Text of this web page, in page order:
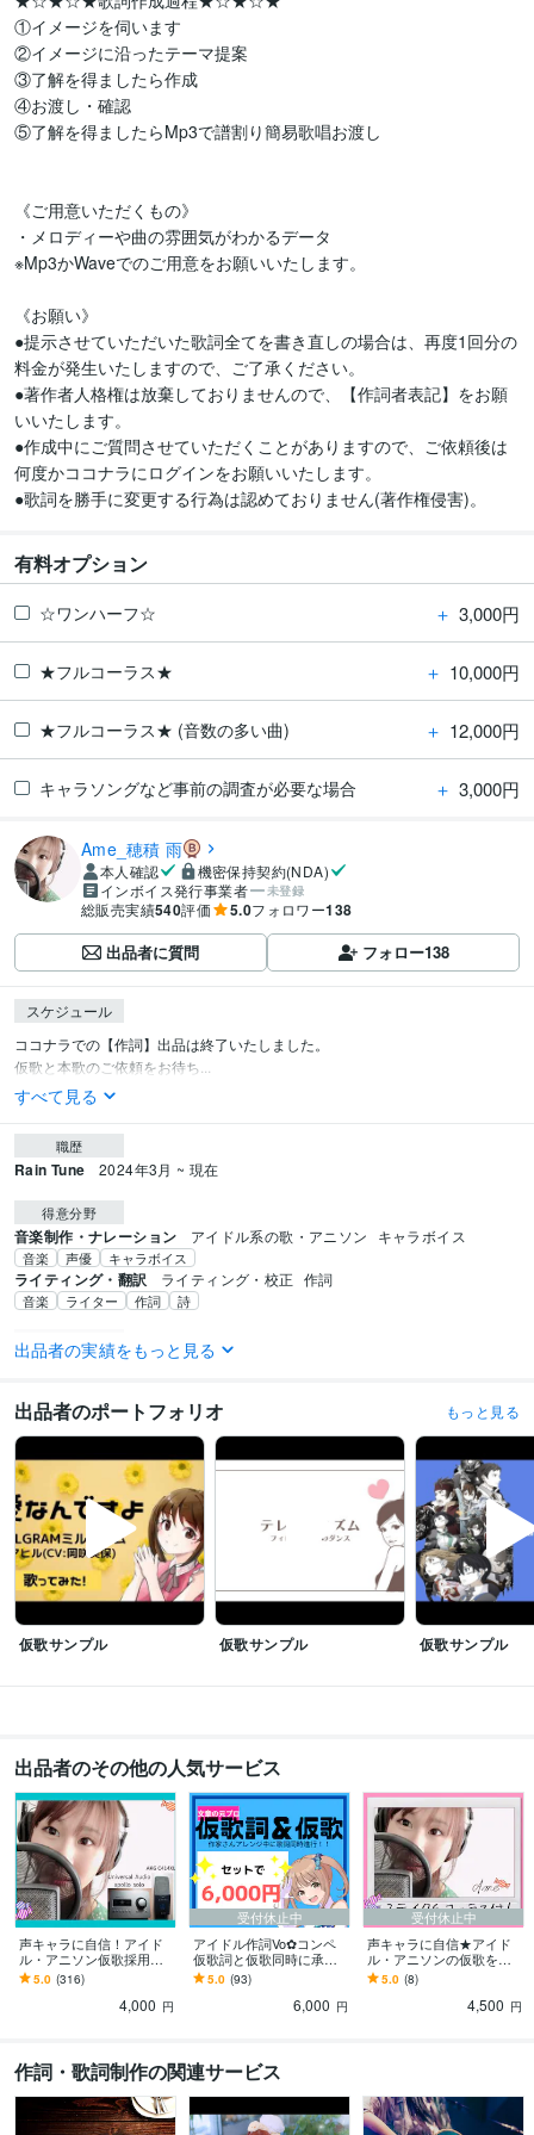
①イメージを伺います
②イメージに沿ったテーマ提案
③了解を得ましたら作成
④お渡し・確認
⑤了解を得ましたらMp3で譜割り簡易歌唱お渡し
《ご用意いただくもの》
・メロディーや曲の雰囲気がわかるデータ
※Mp3かWaveでのご用意をお願いいたします。
《お願い》
●提示させていただいた歌詞全てを書き直しの場合は、再度1回分の
料金が発生いたしますので、ご了承ください。
●著作者人格権は放棄しておりませんので、【作詞者表記】をお願
いいたします。
●作成中にご質問させていただくことがありますので、ご依頼後は
何度かココナラにログインをお願いいたします。
●歌詞を勝手に変更する行為は認めておりません(著作権侵害)。
有料オプション
☆ワンハーフ☆ ＋ 3,000円
★フルコーラス★ ＋ 10,000円
★フルコーラス★ (音数の多い曲) ＋ 12,000円
キャラソングなど事前の調査が必要な場合 ＋ 3,000円
Ame_穂積 雨
本人確認
機密保持契約(NDA)
インボイス発行事業者
未登録
総販売実績540評価 5.0フォロワー138
出品者に質問 フォロー138
スケジュール
ココナラでの【作詞】出品は終了いたしました。
仮歌と本歌のご依頼をお待ち...
すべて見る
職歴
Rain Tune 2024年3月 ~ 現在
得意分野
音楽制作・ナレーション アイドル系の歌・アニソン キャラボイス
音楽 声優 キャラボイス
ライティング・翻訳 ライティング・校正 作詞
音楽 ライター 作詞 詩
学歴
学歴とか職歴ってここに必要ないと思うんですよね。だからこの仕事を始め
語学力
韓国語 日常会話レベル
出品者の実績をもっと見る
出品者のポートフォリオ もっと見る
仮歌サンプル 仮歌サンプル 仮歌サンプル
出品者のその他の人気サービス
声キャラに自信！アイド
ル・アニソン仮歌採用し
てます 企業歌唱もあり！
【高音質機材を使用】き
らめく女性高音ボイス☆
5.0 (316)
4,000 円
受付休止中
アイドル作詞Vo✿コンペ
仮歌詞と仮歌同時に承り
ます アレンジに集中した
い方へ♪可愛いアイドル歌
詞はお任せ下さい！
5.0 (93)
6,000 円
受付休止中
声キャラに自信★アイド
ル・アニソンの仮歌を承
ります アイドルコンペ採
用あり【高音質機材】2テ
イク＆コーラスW付！
5.0 (8)
4,500 円
作詞・歌詞制作の関連サービス